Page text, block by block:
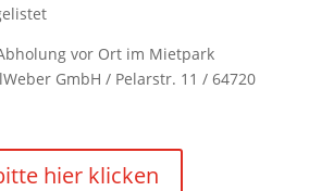
vor Ort im Mietpark
GmbH / Pelarstr. 11 / 64720
hier klicken